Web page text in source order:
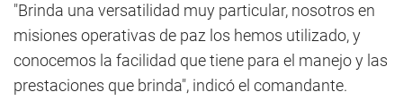
"Brinda una versatilidad muy particular, nosotros en
misiones operativas de paz los hemos utilizado, y
conocemos la facilidad que tiene para el manejo y las
prestaciones que brinda", indicó el comandante.